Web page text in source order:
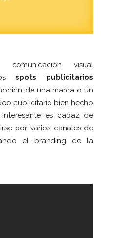
visual
spots publicitarios
de una marca o un
publicitario bien hecho
es capaz de
por varios canales de
el branding de la